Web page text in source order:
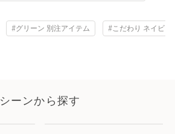
#グリーン 別注アイテム #こだわり ネイビー
シーンから探す